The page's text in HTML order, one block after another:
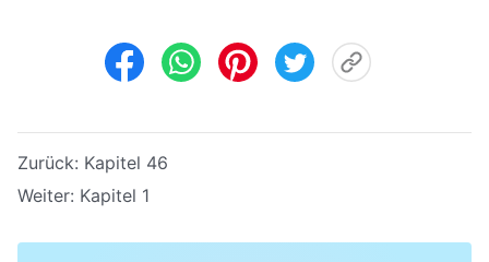
Zurück: Kapitel 46
Weiter: Kapitel 1